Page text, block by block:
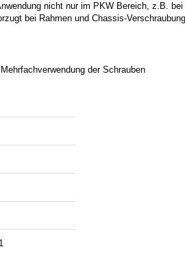
nicht nur im PKW Bereich, z.B.
bei Rahmen und Chassis-
der Schrauben